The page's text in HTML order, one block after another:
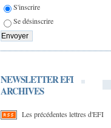
S'inscrire
Se désinscrire
NEWSLETTER EFI
ARCHIVES
Les précédentes lettres d'EFI